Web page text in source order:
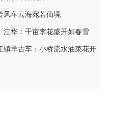
风车云海宛若仙境
江华：千亩李花盛开如春雪
镇羊古车：小桥流水油菜花开